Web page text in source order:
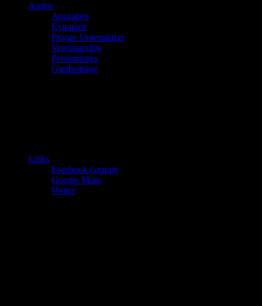
Archiv
Ausgaben
Extrapost
Private Unterstützer
Vereinsarchiv
Persönliches
Gastbeiträge
Links
Facebook Gruppe
Google Maps
Wetter